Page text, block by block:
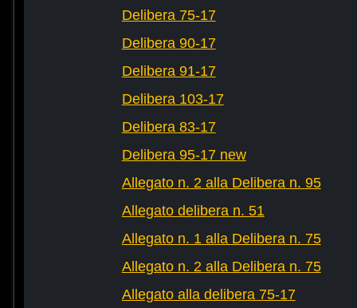
Delibera 75-17
Delibera 90-17
Delibera 91-17
Delibera 103-17
Delibera 83-17
Delibera 95-17 new
Allegato n. 2 alla Delibera n. 95
Allegato delibera n. 51
Allegato n. 1 alla Delibera n. 75
Allegato n. 2 alla Delibera n. 75
Allegato alla delibera 75-17